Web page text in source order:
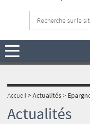
Accueil>Actualités>
Actualités